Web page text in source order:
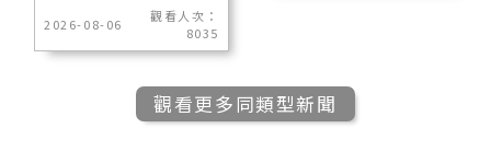
2026-08-06
觀看人次：
8035
觀看更多同類型新聞